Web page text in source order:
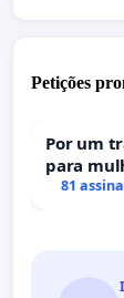
Petições
Por um
para
uma
81